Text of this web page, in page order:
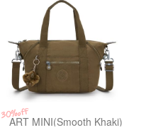
30%off
ART MINI(Smooth Khaki)